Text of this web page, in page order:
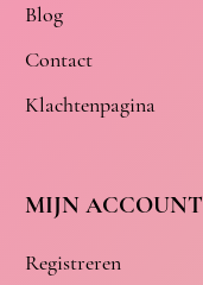
Blog
Contact
Klachtenpagina
MIJN ACCOUNT
Registreren